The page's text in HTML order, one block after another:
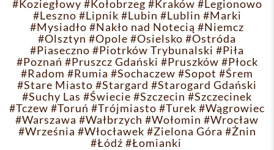
#Koziegłowy #Kołobrzeg #Kraków #Legionowo
#Leszno #Lipnik #Lubin #Lublin #Marki
#Mysiadło #Nakło nad Notecią #Niemcz
#Olsztyn #Opole #Osielsko #Ostróda
#Piaseczno #Piotrków Trybunalski #Piła
#Poznań #Pruszcz Gdański #Pruszków #Płock
#Radom #Rumia #Sochaczew #Sopot #Śrem
#Stare Miasto #Stargard #Starogard Gdański
#Suchy Las #Świecie #Szczecin #Szczecinek
#Tczew #Toruń #Trójmiasto #Turek #Wągrowiec
#Warszawa #Wałbrzych #Wołomin #Wrocław
#Września #Włocławek #Zielona Góra #Żnin
#Łódź #Łomianki